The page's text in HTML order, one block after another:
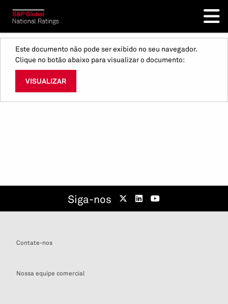
Este documento não pode ser exibido no seu navegador.
Clique no botão abaixo para visualizar o documento:
VISUALIZAR
Siga-nos
Contate-nos
Nossa equipe comercial